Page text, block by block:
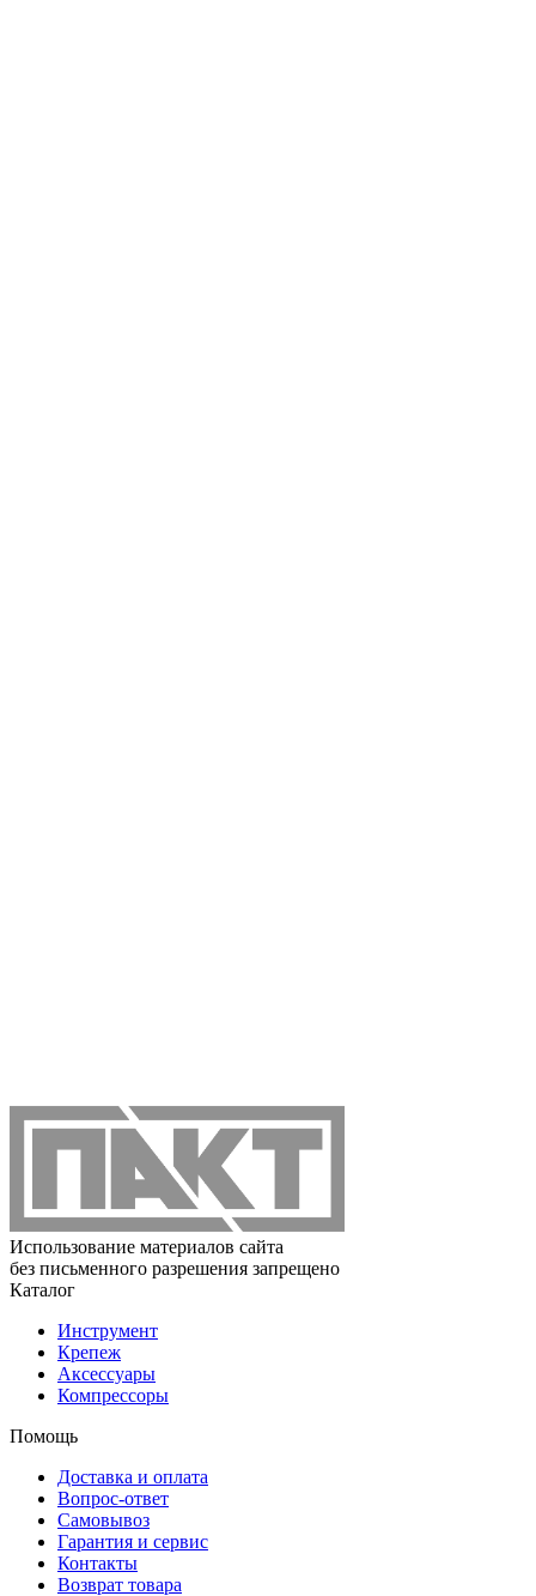
Использование материалов сайта
без письменного разрешения запрещено
Каталог
Инструмент
Крепеж
Аксессуары
Компрессоры
Помощь
Доставка и оплата
Вопрос-ответ
Самовывоз
Гарантия и сервис
Контакты
Возврат товара